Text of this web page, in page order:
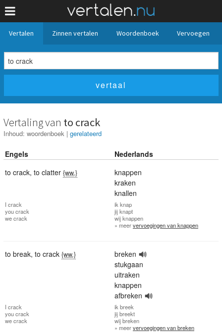
Vertalen Zinnen vertalen Woordenboek Vervoegen
Vertaling van to crack
Inhoud: woordenboek | gerelateerd
Engels
Nederlands
to crack, to clatter {ww.}
knappen
kraken
knallen
I crack
youcrack
wecrack
ik knap
jijknapt
wijknappen
» meervervoegingen van knappen
to break, to crack {ww.}
breken
stukgaan
uitraken
knappen
afbreken
I crack
youcrack
wecrack
ik breek
jijbreekt
wijbreken
» meervervoegingen van breken